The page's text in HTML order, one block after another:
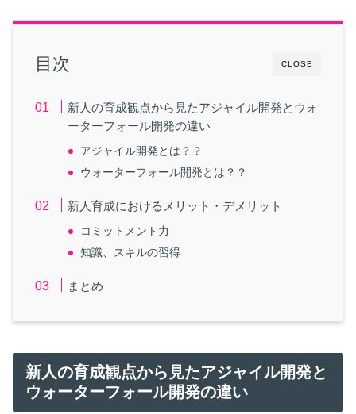
CLOSE
目次
新人の育成観点から見たアジャイル開発とウォ
ーターフォール開発の違い
アジャイル開発とは？？
ウォーターフォール開発とは？？
新人育成におけるメリット・デメリット
コミットメント力
知識、スキルの習得
まとめ
新人の育成観点から見たアジャイル開発と
ウォーターフォール開発の違い